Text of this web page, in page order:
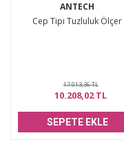
ANTECH
Cep Tipi Tuzluluk Ölçer
17.013,36 TL
10.208,02 TL
SEPETE EKLE